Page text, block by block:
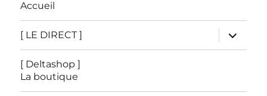
Accueil
[ LE DIRECT ]
ouvrir
le
sous-
[ Deltashop ]
La boutique